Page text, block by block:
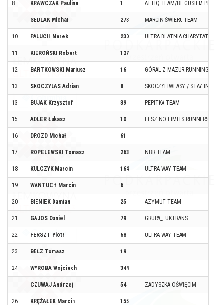
8 KRAWCZAK Paulina 1 ATTIQ TEAM/BIEGUSIEM.PL
SEDLAK Michał 273 MARCIN ŚWIERC TEAM
10 PALUCH Marek 230 ULTRA BLATNIA
11 KIEROŃSKI Robert 127
12 BARTKOWSKI Mariusz 16 GÓRAL Z MAZUR RUNNING
13 SKOCZYLAS Adrian 8 SKOCZYLIWLASY / STAY
13 BUJAK Krzysztof 39 PEPITKA TEAM
15 ADLER Łukasz 10 LESZ NO LIMITS RUNNERS
16 DROZD Michał 61
17 ROPELEWSKI Tomasz 263 NBR TEAM
18 KULCZYK Marcin 164 ULTRA WAY TEAM
19 WANTUCH Marcin 6
20 BIENIEK Damian 25 AZYMUT TEAM
21 GAJOS Daniel 79 GRUPA_LUKTRANS
22 FERSZT Piotr 68 ULTRA WAY TEAM
23 BEŁZ Tomasz 19
24 WYROBA Wojciech 344
CZUWAJ Andrzej 54 ZADYSZKA OŚWIĘCIM
26 KRĘŻAŁEK Marcin 155